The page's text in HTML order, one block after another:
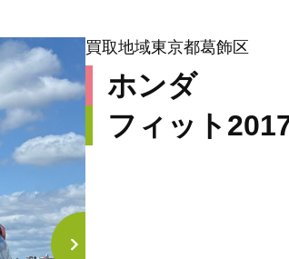
買取地域東京都葛飾区
ホンダ
フィット